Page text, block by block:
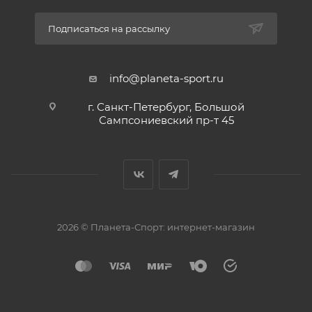
высокой влажности или после дождя
Подписаться на рассылку
info@planeta-sport.ru
г. Санкт-Петербург, Большой
Сампсониевский пр-т 45
2026 © Планета-Спорт: интернет-магазин